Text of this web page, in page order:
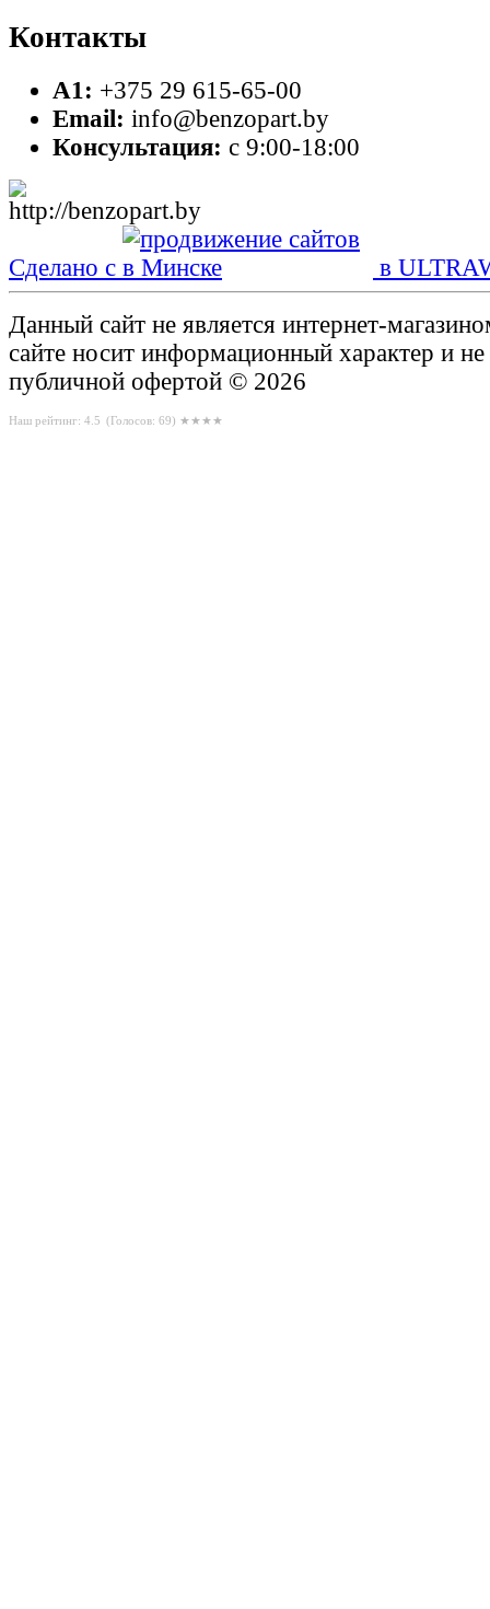
Контакты
A1: +375 29 615-65-00
Email: info@benzopart.by
Консультация: с 9:00-18:00
Сделано с в
Данный сайт не является интернет-
сайте носит информационный характер и не
публичной офертой © 2026
Наш рейтинг: 4.5 (Голосов: 69) ★★★★